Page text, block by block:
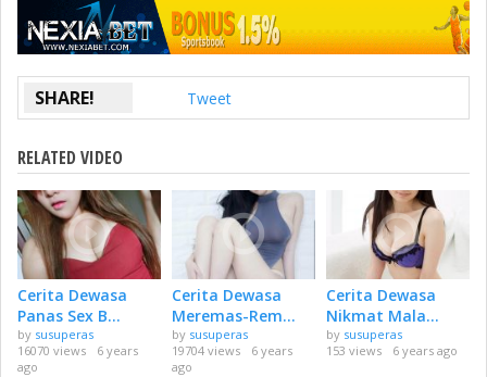
SHARE! Tweet
RELATED VIDEO
Cerita Dewasa
Panas Sex B...
by susuperas
16070 views
6 years
ago
Cerita Dewasa
Meremas-Rem...
by susuperas
19704 views
6 years
ago
Cerita Dewasa
Nikmat Mala...
by susuperas
153 views
6 years ago